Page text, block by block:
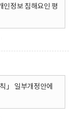
인정보 침해요인 평
」 일부개정안에